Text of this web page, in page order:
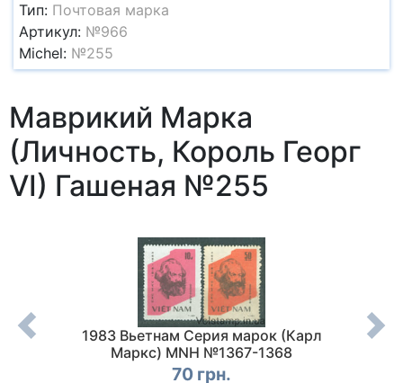
Тип: Почтовая марка
Артикул: №966
Michel: №255
Маврикий Марка
(Личность, Король Георг
VI) Гашеная №255
1983 Вьетнам Серия марок (Карл
Маркс) MNH №1367-1368
70 грн.
1947